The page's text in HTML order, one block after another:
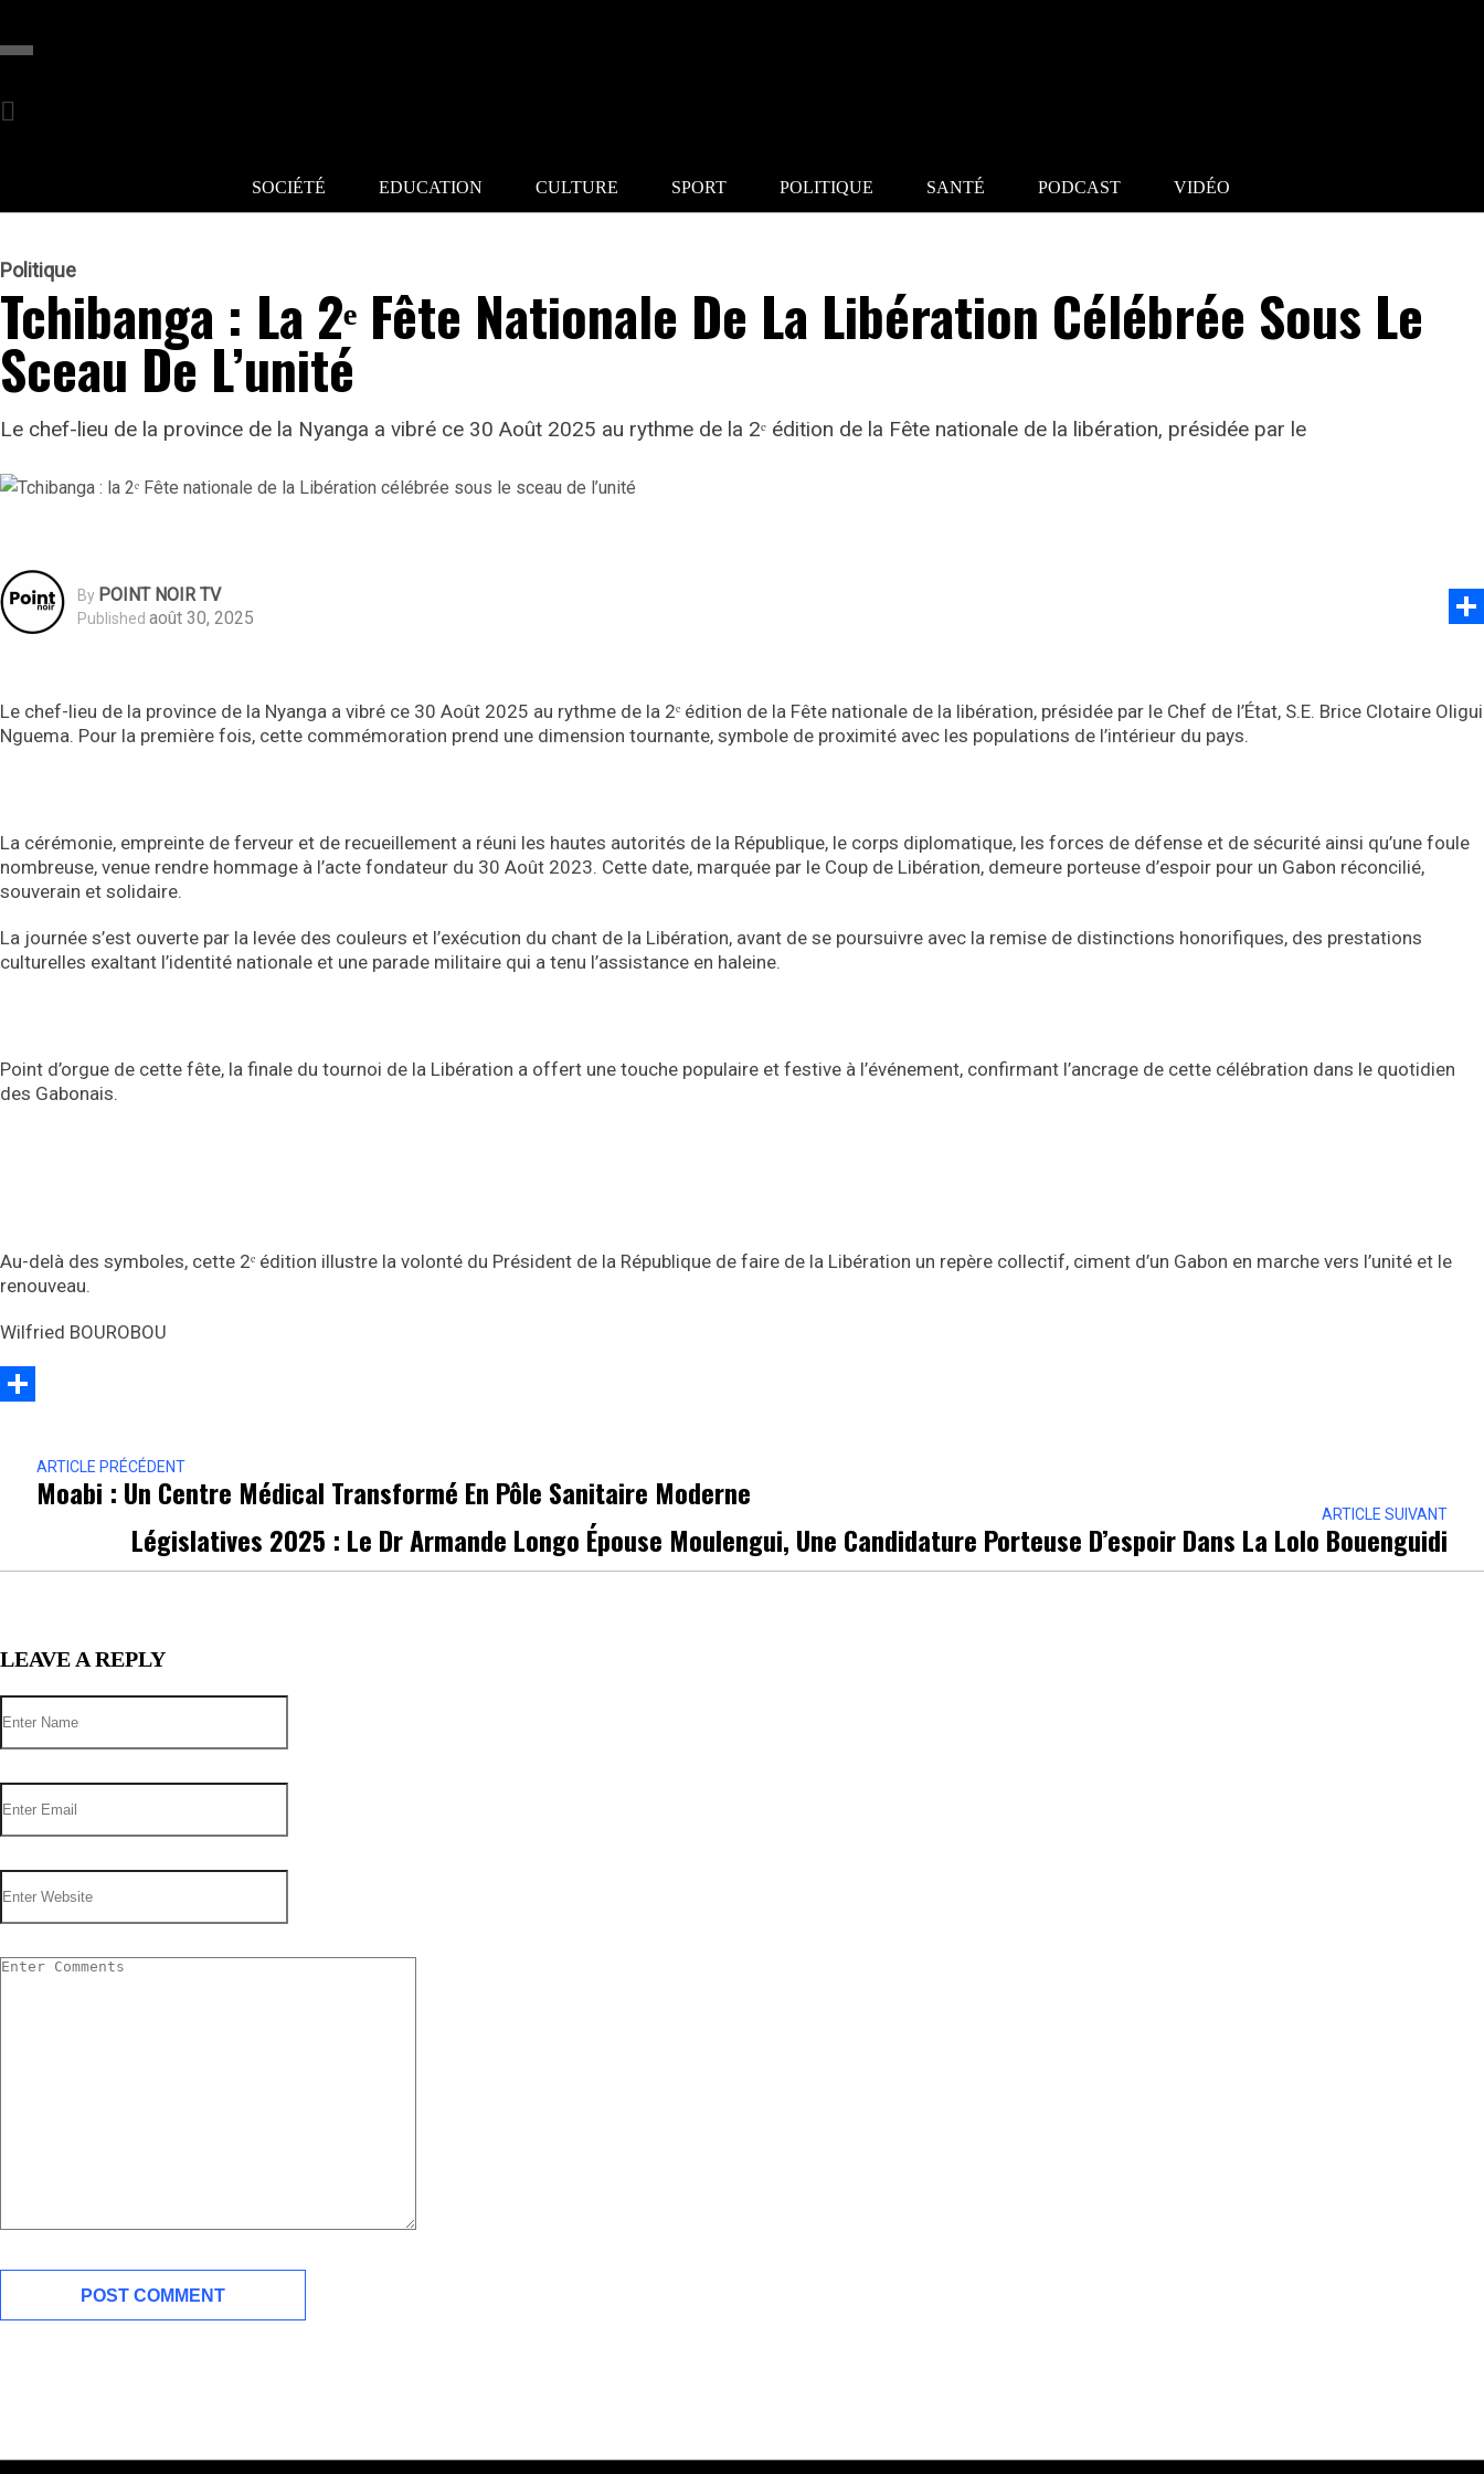
SOCIÉTÉ EDUCATION CULTURE SPORT POLITIQUE SANTÉ PODCAST VIDÉO
Politique
Tchibanga : La 2ᵉ Fête Nationale De La Libération Célébrée Sous Le
Sceau De L’unité
Le chef-lieu de la province de la Nyanga a vibré ce 30 Août 2025 au rythme de la 2ᵉ édition de la Fête nationale de la libération, présidée par le
By POINT NOIR TV
Published août 30, 2025
Le chef-lieu de la province de la Nyanga a vibré ce 30 Août 2025 au rythme de la 2ᵉ édition de la Fête nationale de la libération, présidée par le Chef de l’État, S.E. Brice Clotaire Oligui
Nguema. Pour la première fois, cette commémoration prend une dimension tournante, symbole de proximité avec les populations de l’intérieur du pays.
La cérémonie, empreinte de ferveur et de recueillement a réuni les hautes autorités de la République, le corps diplomatique, les forces de défense et de sécurité ainsi qu’une foule
nombreuse, venue rendre hommage à l’acte fondateur du 30 Août 2023. Cette date, marquée par le Coup de Libération, demeure porteuse d’espoir pour un Gabon réconcilié,
souverain et solidaire.
La journée s’est ouverte par la levée des couleurs et l’exécution du chant de la Libération, avant de se poursuivre avec la remise de distinctions honorifiques, des prestations
culturelles exaltant l’identité nationale et une parade militaire qui a tenu l’assistance en haleine.
Point d’orgue de cette fête, la finale du tournoi de la Libération a offert une touche populaire et festive à l’événement, confirmant l’ancrage de cette célébration dans le quotidien
des Gabonais.
Au-delà des symboles, cette 2ᵉ édition illustre la volonté du Président de la République de faire de la Libération un repère collectif, ciment d’un Gabon en marche vers l’unité et le
renouveau.
Wilfried BOUROBOU
ARTICLE PRÉCÉDENT
Moabi : Un Centre Médical Transformé En Pôle Sanitaire Moderne
ARTICLE SUIVANT
Législatives 2025 : Le Dr Armande Longo Épouse Moulengui, Une Candidature Porteuse D’espoir Dans La Lolo Bouenguidi
LEAVE A REPLY